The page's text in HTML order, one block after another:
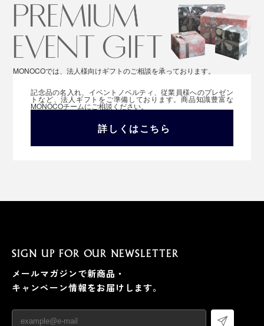
MONOCOでは、法人様向けギフトのご相談を承っております。
記念品の名入れ、イベントノベルティ、従業員様へのプレゼン
トなど、法人ギフトをご準備しております。商品知識豊富な
MONOCOチームにご相談ください。
詳しくはこちら
SIGN UP FOR OUR NEWSLETTER
メールマガジンで新商品・
キャンペーン情報をお届けします。